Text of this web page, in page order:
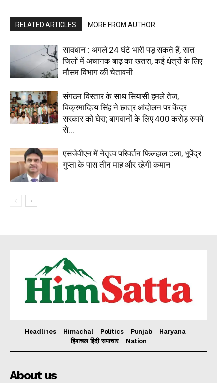
RELATED ARTICLES MORE FROM AUTHOR
सावधान : अगले 24 घंटे भारी पड़ सकते हैं, सात
जिलों में अचानक बाढ़ का खतरा, कई क्षेत्रों के लिए
मौसम विभाग की चेतावनी
संगठन विस्तार के साथ सियासी हमले तेज,
विक्रमादित्य सिंह ने छात्र आंदोलन पर केंद्र
सरकार को घेरा; बागवानों के लिए 400 करोड़ रुपये
से...
एसजेवीएन में नेतृत्व परिवर्तन फिलहाल टला, भूपेंद्र
गुप्ता के पास तीन माह और रहेगी कमान
Headlines Himachal Politics Punjab
Haryana
हिमाचल हिंदी समाचार
Nation
About us